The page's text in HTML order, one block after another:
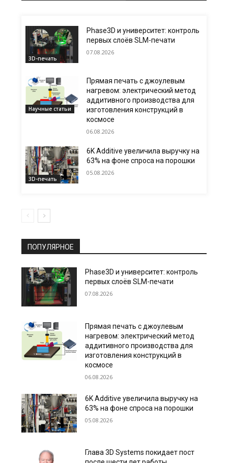
3D-печать
Phase3D и университет: контроль
первых слоёв SLM-печати
07.08.2026
Научные статьи
Прямая печать с джоулевым
нагревом: электрический метод
аддитивного производства для
изготовления конструкций в
космосе
06.08.2026
3D-печать
6K Additive увеличила выручку на
63% на фоне спроса на порошки
05.08.2026
ПОПУЛЯРНОЕ
Phase3D и университет: контроль
первых слоёв SLM-печати
07.08.2026
Прямая печать с джоулевым
нагревом: электрический метод
аддитивного производства для
изготовления конструкций в
космосе
06.08.2026
6K Additive увеличила выручку на
63% на фоне спроса на порошки
05.08.2026
Глава 3D Systems покидает пост